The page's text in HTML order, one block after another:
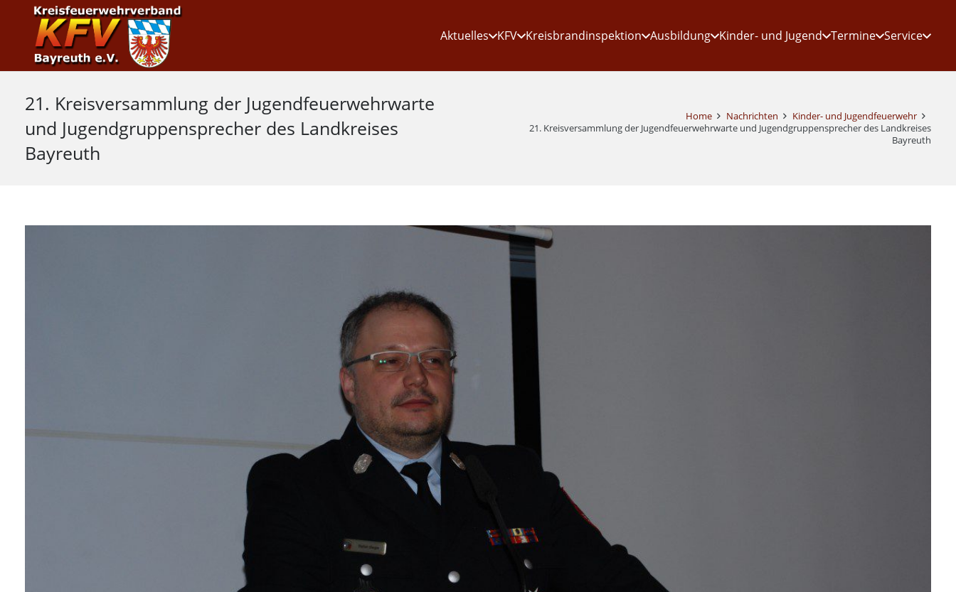
Aktuelles KFV Kreisbrandinspektion Ausbildung Kinder- und Jugend Termine Service
21. Kreisversammlung der Jugendfeuerwehrwarte
und Jugendgruppensprecher des Landkreises
Bayreuth
Home Nachrichten
Kinder- und Jugendfeuerwehr
21. Kreisversammlung der Jugendfeuerwehrwarte und Jugendgruppensprecher des Landkreises
Bayreuth